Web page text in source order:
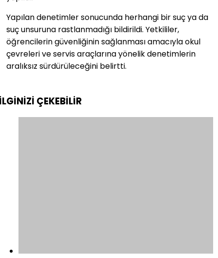
Yapılan denetimler sonucunda herhangi bir suç ya da
suç unsuruna rastlanmadığı bildirildi. Yetkililer,
öğrencilerin güvenliğinin sağlanması amacıyla okul
çevreleri ve servis araçlarına yönelik denetimlerin
aralıksız sürdürüleceğini belirtti.
ÇEKEBİLİR